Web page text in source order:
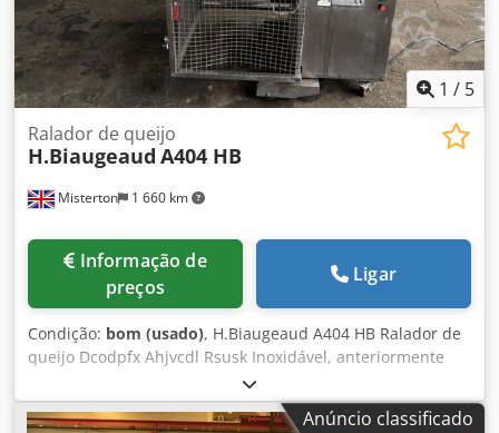
1 / 5
Misterton 1 660 km
Ralador de queijo
H.Biaugeaud A404 HB
preços
Ligar
Condição: bom (usado), H.Biaugeaud A404 HB Ralador de
queijo Dcodpfx Ahjvcdl Rsusk Inoxidável, anteriormente
utilizado para ralar queijo, dois acessórios para ralar,
móvel, 3Ph
Anúncio classificado